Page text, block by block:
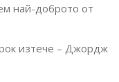
най-доброто от
изтече – Джордж